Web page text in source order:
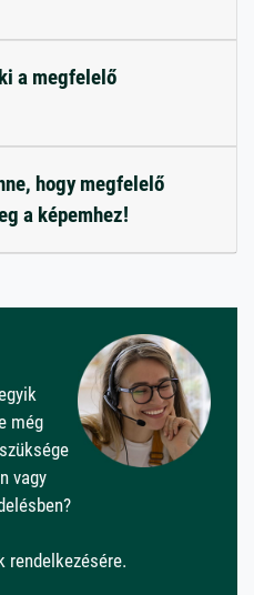
a megfelelő
hogy megfelelő
a képemhez!
még
vagy
rendelkezésére.